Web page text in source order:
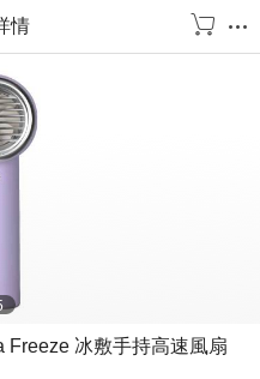
情
Freeze 冰敷手持高速風扇